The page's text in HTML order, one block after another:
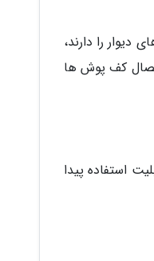
را دارند،
کف پوش ها
استفاده پیدا